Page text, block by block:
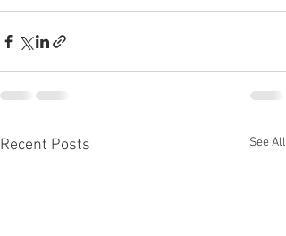
Recent Posts See All